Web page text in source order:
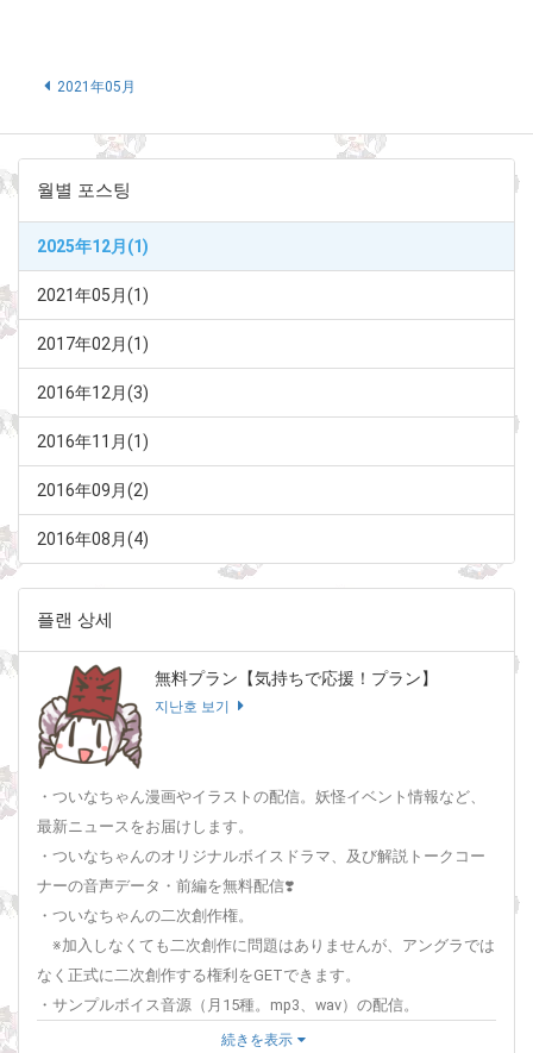
2021年05月
월별 포스팅
2025年12月(1)
2021年05月(1)
2017年02月(1)
2016年12月(3)
2016年11月(1)
2016年09月(2)
2016年08月(4)
플랜 상세
無料プラン【気持ちで応援！プラン】
지난호 보기
・ついなちゃん漫画やイラストの配信。妖怪イベント情報など、
最新ニュースをお届けします。
・ついなちゃんのオリジナルボイスドラマ、及び解説トークコー
ナーの音声データ・前編を無料配信❣️
・ついなちゃんの二次創作権。
※加入しなくても二次創作に問題はありませんが、アングラでは
なく正式に二次創作する権利をGETできます。
・サンプルボイス音源（月15種。mp3、wav）の配信。
この音源を用いた二次創作が可です（法律や公序良俗に反する
続きを表示